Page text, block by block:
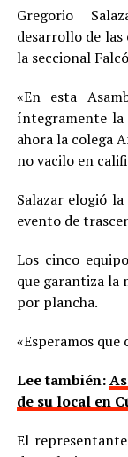
Gregorio
desarrollo de
la seccional
«En esta
íntegramente
ahora la colega
no vacilo en
Salazar elogió
evento de
Los cinco
que garantiza la
por plancha.
«Esperamos
Lee también:
de su local en
El